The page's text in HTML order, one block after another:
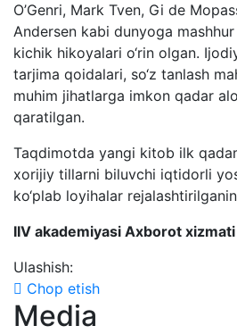
O’Genri, Mark Tven, Gi de
Andersen kabi dunyoga
kichik hikoyalari o‘rin olgan.
tarjima qoidalari, so‘z tanlash
muhim jihatlarga imkon qadar
qaratilgan.
Taqdimotda yangi kitob ilk
xorijiy tillarni biluvchi iqtidorli
ko‘plab loyihalar
IIV akademiyasi Axborot xizmati
Ulashish:
Chop etish
Media